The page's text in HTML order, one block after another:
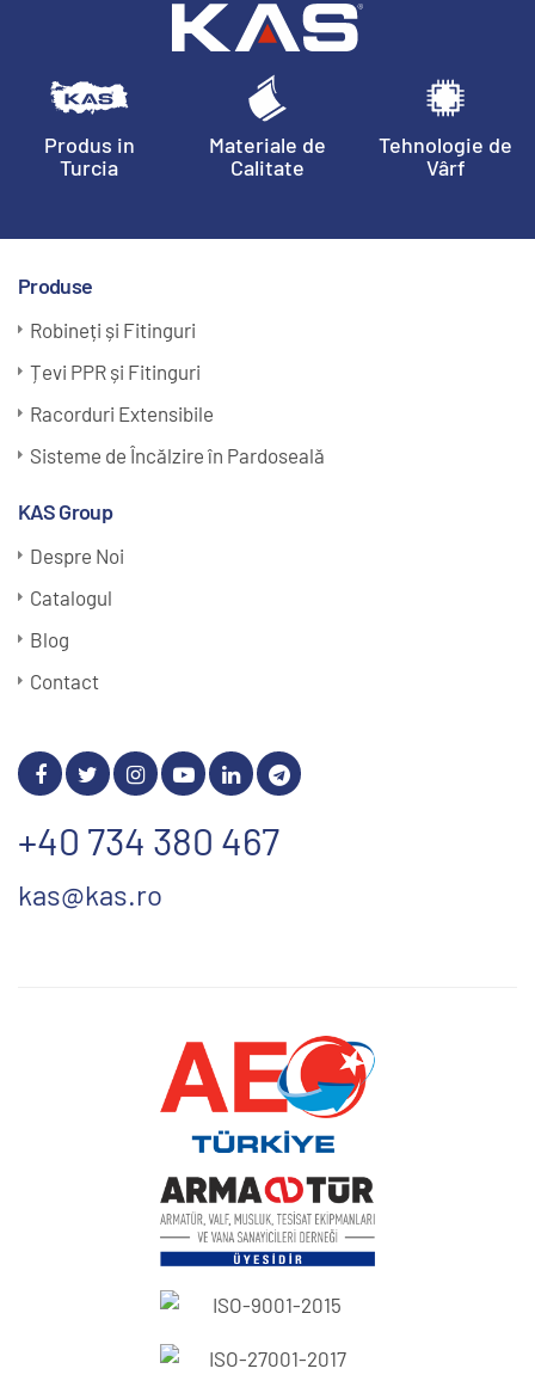
Produs in
Turcia
Materiale de
Calitate
Tehnologie de
Vârf
Produse
Robineți și Fitinguri
Țevi PPR și Fitinguri
Racorduri Extensibile
Sisteme de Încălzire în Pardoseală
KAS Group
Despre Noi
Catalogul
Blog
Contact
+40 734 380 467
kas@kas.ro